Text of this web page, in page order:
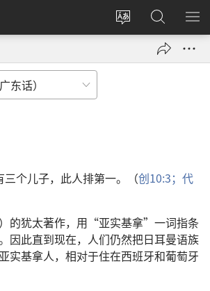
更
登
录
（打
搜
索
JW.ORG
显
三个儿子，此人排第一。（创10:3； 代
的犹太著作，用“亚实基拿”一词指条
因此直到现在，人们仍然把日耳曼语族
实基拿人，相对于住在西班牙和葡萄牙